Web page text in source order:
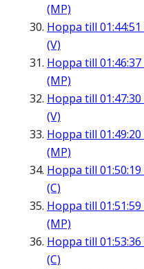
(MP)
Hoppa till 01:44:51
(V)
Hoppa till 01:46:37
(MP)
Hoppa till 01:47:30
(V)
Hoppa till 01:49:20
(MP)
Hoppa till 01:50:19
(C)
Hoppa till 01:51:59
(MP)
Hoppa till 01:53:36
(C)